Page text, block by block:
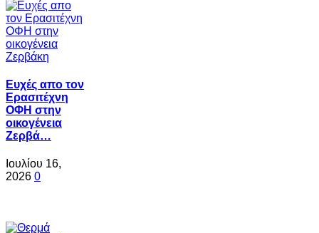
Ευχές απο τον
Ερασιτέχνη
ΟΦΗ στην
οικογένεια
Ζερβά…
Ιουλίου 16,
2026 0